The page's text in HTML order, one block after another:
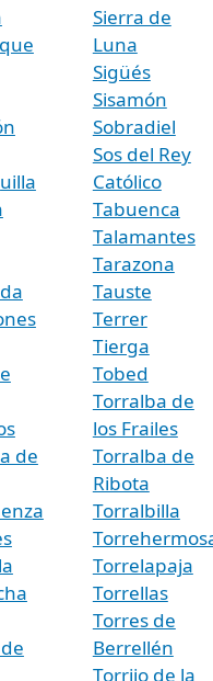
de
Sierra de
Luna
Sigüés
Sisamón
Sobradiel
Sos del Rey
Católico
Tabuenca
Talamantes
Tarazona
Tauste
Terrer
Tierga
Tobed
Torralba de
los Frailes
Torralba de
Ribota
Torralbilla
Torrelapaja
Torrellas
Torres de
Berrellén
Torrijo de la